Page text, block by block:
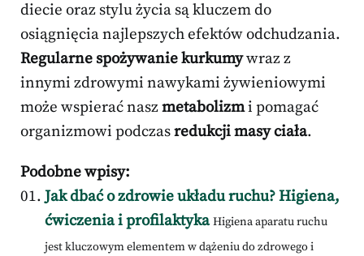
diecie oraz stylu życia są kluczem do
osiągnięcia najlepszych efektów odchudzania.
Regularne spożywanie kurkumywraz z
innymi zdrowymi nawykami żywieniowymi
może wspierać naszmetabolizmi pomagać
organizmowi podczasredukcji masy ciała.
Podobne wpisy:
Jak dbać o zdrowie układu ruchu? Higiena,
ćwiczenia i profilaktyka Higiena aparatu ruchu
jest kluczowym elementem w dążeniu do zdrowego i